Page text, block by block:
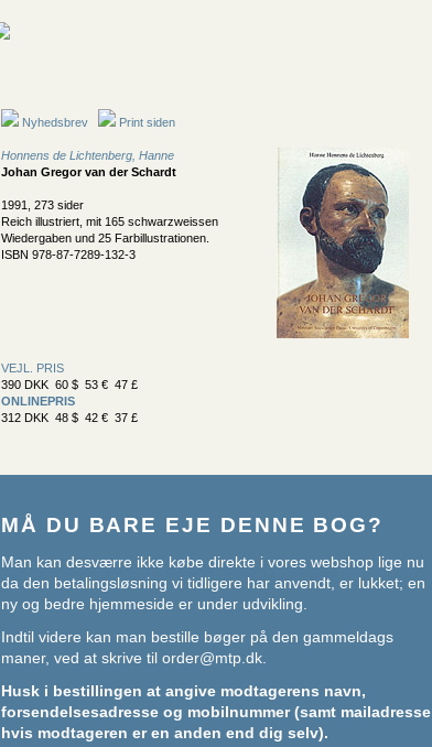
Nyhedsbrev Print siden
Honnens de Lichtenberg, Hanne
Johan Gregor van der Schardt
1991, 273 sider
Reich illustriert, mit 165 schwarzweissen
Wiedergaben und 25 Farbillustrationen.
ISBN 978-87-7289-132-3
VEJL. PRIS
390 DKK 60 $ 53 € 47 £
ONLINEPRIS
312 DKK 48 $ 42 € 37 £
MÅ DU BARE EJE DENNE BOG?
Man kan desværre ikke købe direkte i vores webshop lige nu
da den betalingsløsning vi tidligere har anvendt, er lukket; en
ny og bedre hjemmeside er under udvikling.
Indtil videre kan man bestille bøger på den gammeldags
maner, ved at skrive til order@mtp.dk.
Husk i bestillingen at angive modtagerens navn,
forsendelsesadresse og mobilnummer (samt mailadresse
hvis modtageren er en anden end dig selv).